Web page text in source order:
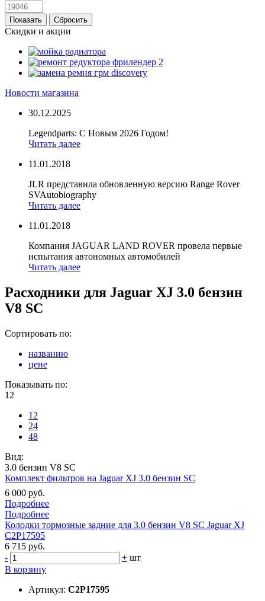
Скидки и акции
Новости магазина
30.12.2025
Legendparts: С Новым 2026 Годом!
Читать далее
11.01.2018
JLR представила обновленную версию Range Rover
SVAutobiography
Читать далее
11.01.2018
Компания JAGUAR LAND ROVER провела первые
испытания автономных автомобилей
Читать далее
Расходники для Jaguar XJ 3.0 бензин
V8 SC
Сортировать по:
названию
цене
Показывать по:
12
12
24
48
Вид:
3.0 бензин V8 SC
Комплект фильтров на Jaguar XJ 3.0 бензин SC
6 000 руб.
Подробнее
Подробнее
Колодки тормозные задние для 3.0 бензин V8 SC Jaguar XJ
C2P17595
6 715 руб.
-
+ шт
В корзину
Артикул: C2P17595